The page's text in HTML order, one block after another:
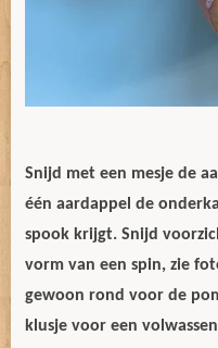
Snijd met een mesje de
één aardappel de
spook krijgt. Snijd
vorm van een spin, zie
gewoon rond voor de
klusje voor een